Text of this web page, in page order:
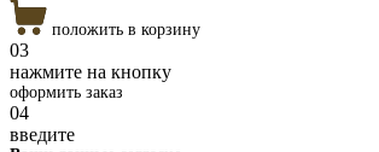
положить в корзину
03
нажмите на кнопку
оформить заказ
04
введите